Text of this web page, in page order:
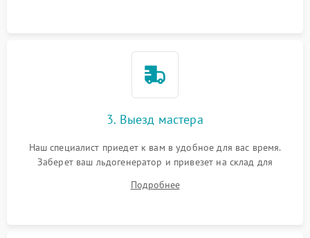
3. Выезд мастера
Наш специалист приедет к вам в удобное для вас время.
Заберет ваш льдогенератор и привезет на склад для
Подробнее